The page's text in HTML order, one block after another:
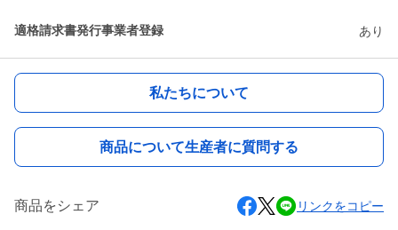
適格請求書発行事業者登録 あり
私たちについて
商品について生産者に質問する
商品をシェア リンクをコピー